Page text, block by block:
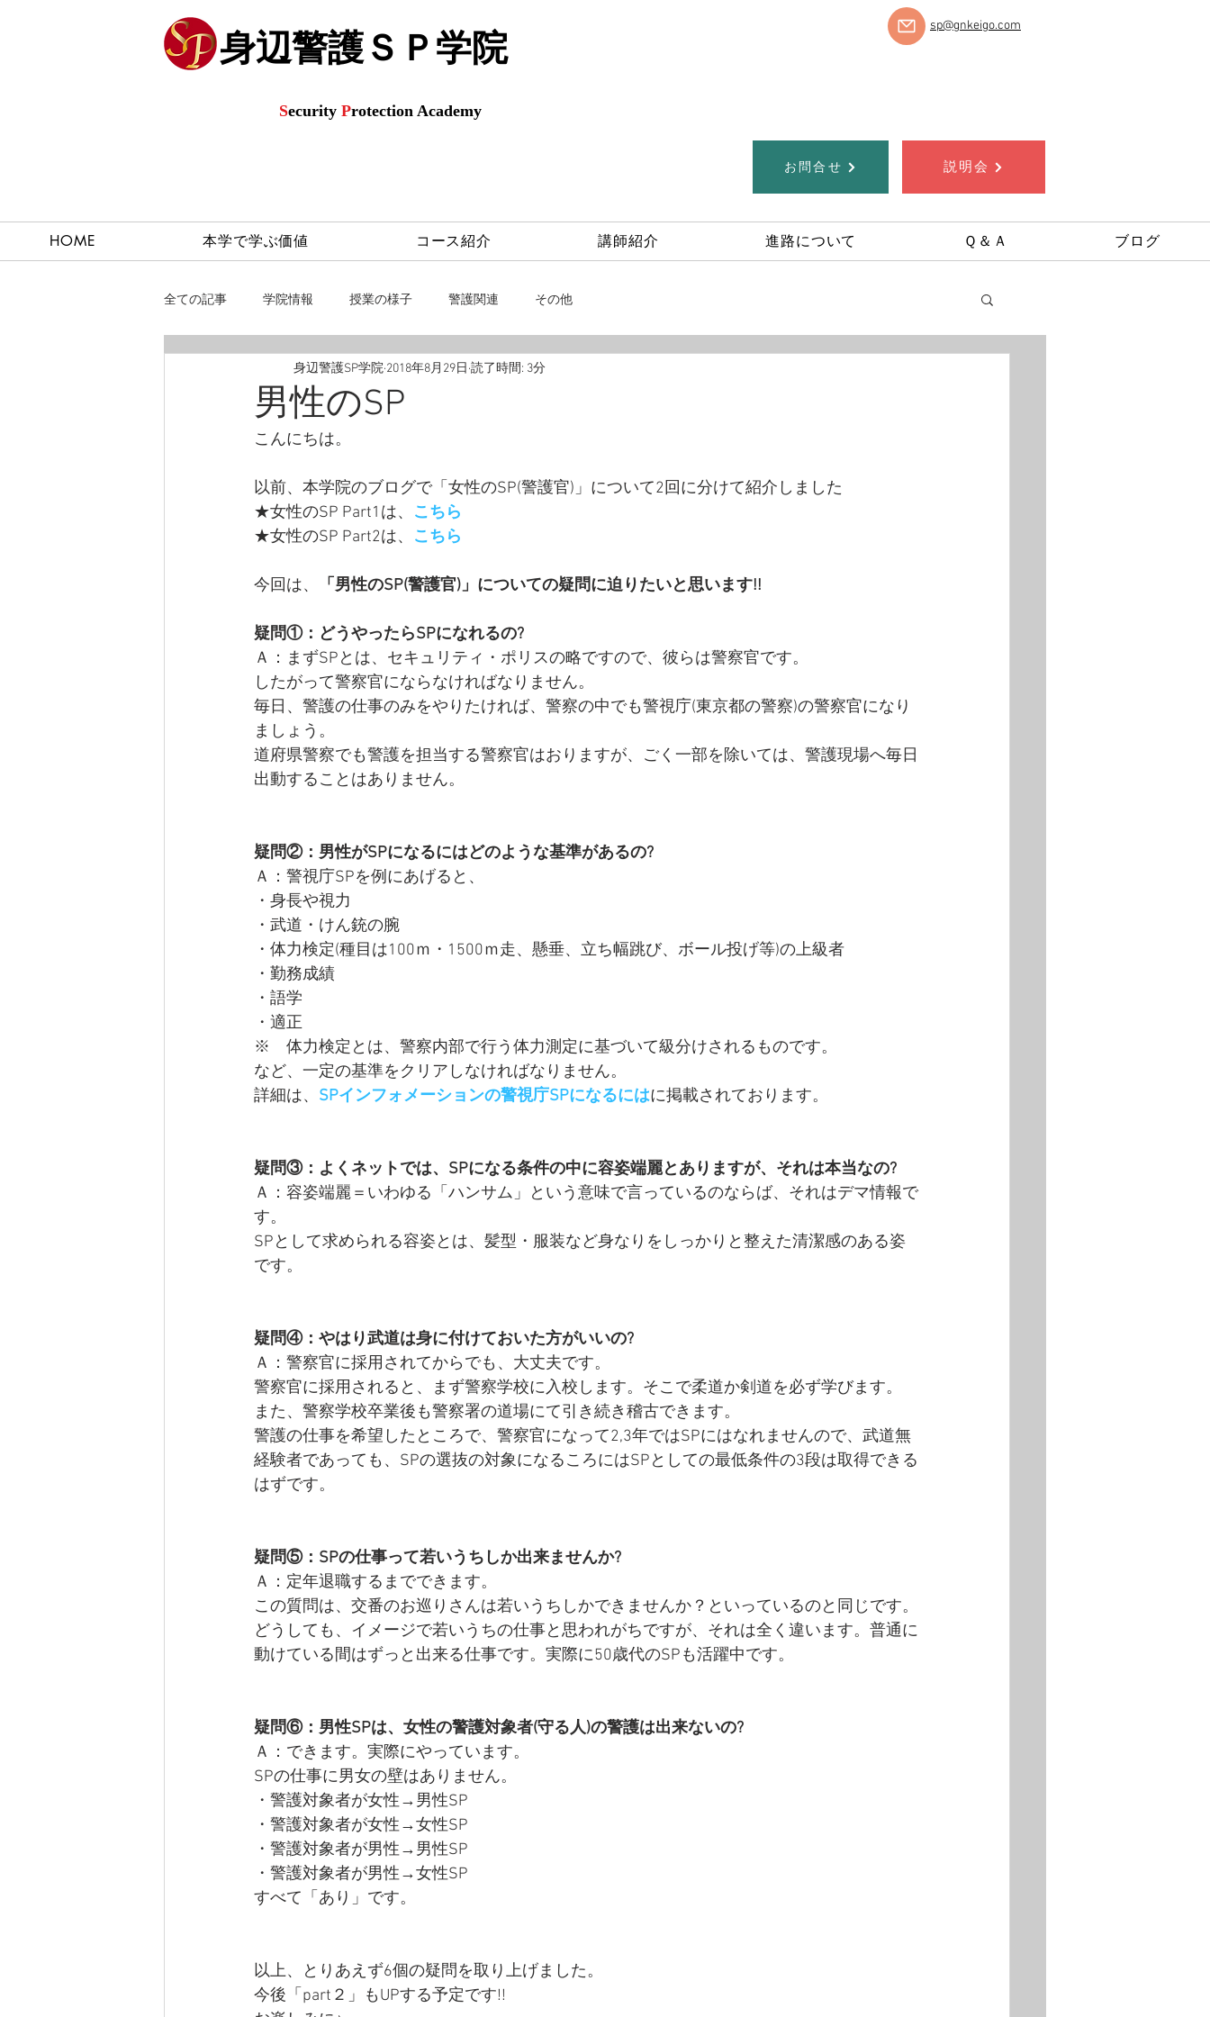
身辺警護ＳＰ学院
Security Protection Academy
sp@gnkeigo.com
お問合せ 説明会
HOME 本学で学ぶ価値 コース紹介 講師紹介 進路について Ｑ＆Ａ ブログ
全ての記事 学院情報 授業の様子 警護関連 その他
男性のSP
身辺警護SP学院 2018年8月29日 読了時間: 3分
こんにちは。
以前、本学院のブログで「女性のSP(警護官)」について2回に分けて紹介しました
★女性のSP Part1は、 こちら
★女性のSP Part2は、 こちら
今回は、 「男性のSP(警護官)」についての疑問に迫りたいと思います!!
疑問①：どうやったらSPになれるの?
Ａ：まずSPとは、セキュリティ・ポリスの略ですので、彼らは警察官です。
したがって警察官にならなければなりません。
毎日、警護の仕事のみをやりたければ、警察の中でも警視庁(東京都の警察)の警察官になり
ましょう。
道府県警察でも警護を担当する警察官はおりますが、ごく一部を除いては、警護現場へ毎日
出動することはありません。
疑問②：男性がSPになるにはどのような基準があるの?
Ａ：警視庁SPを例にあげると、
・身長や視力
・武道・けん銃の腕
・体力検定(種目は100ｍ・1500ｍ走、懸垂、立ち幅跳び、ボール投げ等)の上級者
・勤務成績
・語学
・適正
※　体力検定とは、警察内部で行う体力測定に基づいて級分けされるものです。
など、一定の基準をクリアしなければなりません。
詳細は、 SPインフォメーションの警視庁SPになるにはに掲載されております。
疑問③：よくネットでは、SPになる条件の中に容姿端麗とありますが、それは本当なの?
Ａ：容姿端麗＝いわゆる「ハンサム」という意味で言っているのならば、それはデマ情報で
す。
SPとして求められる容姿とは、髪型・服装など身なりをしっかりと整えた清潔感のある姿
です。
疑問④：やはり武道は身に付けておいた方がいいの?
Ａ：警察官に採用されてからでも、大丈夫です。
警察官に採用されると、まず警察学校に入校します。そこで柔道か剣道を必ず学びます。
また、警察学校卒業後も警察署の道場にて引き続き稽古できます。
警護の仕事を希望したところで、警察官になって2,3年ではSPにはなれませんので、武道無
経験者であっても、SPの選抜の対象になるころにはSPとしての最低条件の3段は取得できる
はずです。
疑問⑤：SPの仕事って若いうちしか出来ませんか?
Ａ：定年退職するまでできます。
この質問は、交番のお巡りさんは若いうちしかできませんか？といっているのと同じです。
どうしても、イメージで若いうちの仕事と思われがちですが、それは全く違います。普通に
動けている間はずっと出来る仕事です。実際に50歳代のSPも活躍中です。
疑問⑥：男性SPは、女性の警護対象者(守る人)の警護は出来ないの?
Ａ：できます。実際にやっています。
SPの仕事に男女の壁はありません。
・警護対象者が女性→男性SP
・警護対象者が女性→女性SP
・警護対象者が男性→男性SP
・警護対象者が男性→女性SP
すべて「あり」です。
以上、とりあえず6個の疑問を取り上げました。
今後「part２」もUPする予定です!!